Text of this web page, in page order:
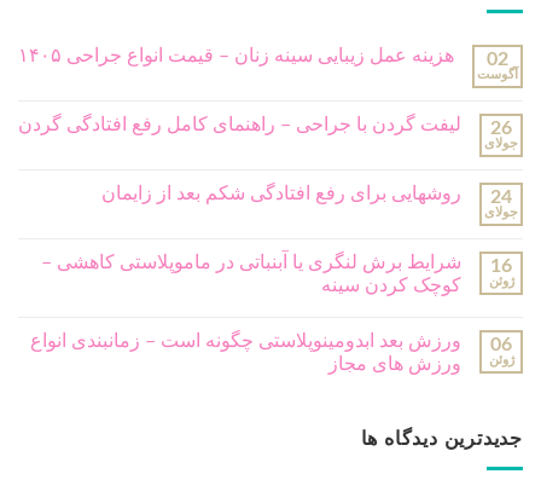
02
آگوست
هزینه عمل زیبایی سینه زنان – قیمت انواع جراحی ۱۴۰۵
26
جولای
لیفت گردن با جراحی – راهنمای کامل رفع افتادگی گردن
24
جولای
روشهایی برای رفع افتادگی شکم بعد از زایمان
16
ژوئن
شرایط برش لنگری یا آبنباتی در ماموپلاستی کاهشی –
کوچک کردن سینه
06
ژوئن
ورزش بعد ابدومینوپلاستی چگونه است – زمانبندی انواع
ورزش های مجاز
جدیدترین دیدگاه ها